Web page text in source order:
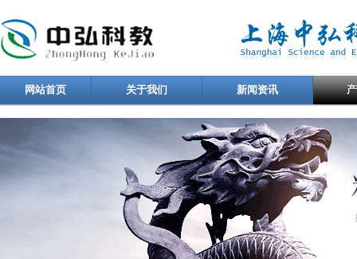
网站首页 关于我们 新闻资讯